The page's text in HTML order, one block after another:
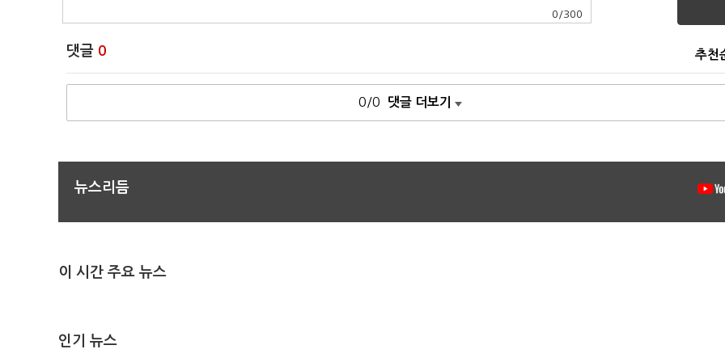
0 /300
댓글 0 추천
0/0 댓글 더보기
뉴스리듬
이 시간 주요 뉴스
인기 뉴스